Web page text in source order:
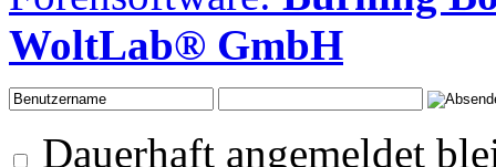
WoltLab® GmbH
Dauerhaft angemeldet